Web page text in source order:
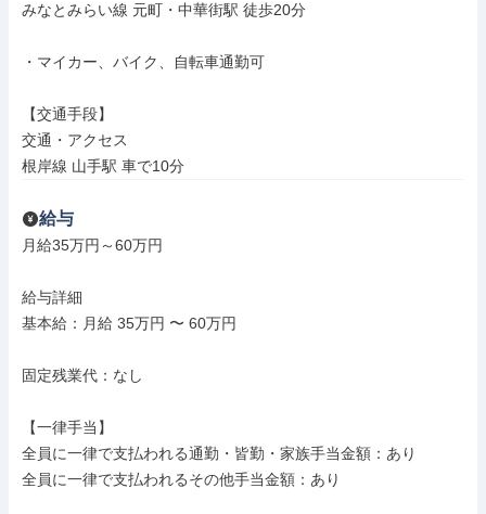
みなとみらい線 元町・中華街駅 徒歩20分
・マイカー、バイク、自転車通勤可
【交通手段】
交通・アクセス
根岸線 山手駅 車で10分
給与
月給35万円～60万円
給与詳細
基本給：月給 35万円 〜 60万円
固定残業代：なし
【一律手当】
全員に一律で支払われる通勤・皆勤・家族手当金額：あり
全員に一律で支払われるその他手当金額：あり